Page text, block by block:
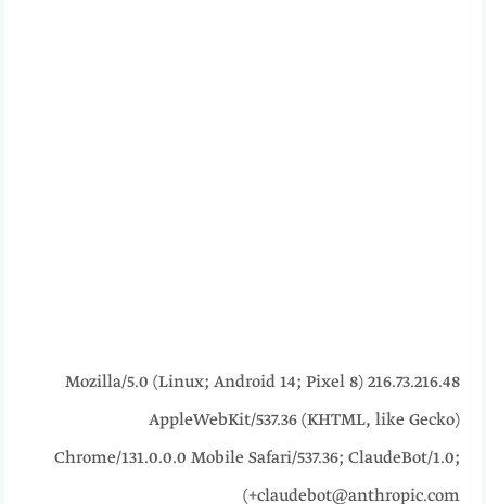
216.73.216.48 Mozilla/5.0 (Linux; Android 14; Pixel 8)
AppleWebKit/537.36 (KHTML, like Gecko)
Chrome/131.0.0.0 Mobile Safari/537.36; ClaudeBot/1.0;
+claudebot@anthropic.com)